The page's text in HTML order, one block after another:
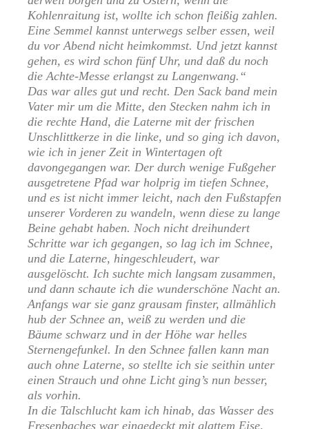
Kohlenraitung ist, wollte ich schon fleißig zahlen.
Eine Semmel kannst unterwegs selber essen, weil
du vor Abend nicht heimkommst. Und jetzt kannst
gehen, es wird schon fünf Uhr, und daß du noch
die Achte-Messe erlangst zu Langenwang.“
Das war alles gut und recht. Den Sack band mein
Vater mir um die Mitte, den Stecken nahm ich in
die rechte Hand, die Laterne mit der frischen
Unschlittkerze in die linke, und so ging ich davon,
wie ich in jener Zeit in Wintertagen oft
davongegangen war. Der durch wenige Fußgeher
ausgetretene Pfad war holprig im tiefen Schnee,
und es ist nicht immer leicht, nach den Fußstapfen
unserer Vorderen zu wandeln, wenn diese zu lange
Beine gehabt haben. Noch nicht dreihundert
Schritte war ich gegangen, so lag ich im Schnee,
und die Laterne, hingeschleudert, war
ausgelöscht. Ich suchte mich langsam zusammen,
und dann schaute ich die wunderschöne Nacht an.
Anfangs war sie ganz grausam finster, allmählich
hub der Schnee an, weiß zu werden und die
Bäume schwarz und in der Höhe war helles
Sternengefunkel. In den Schnee fallen kann man
auch ohne Laterne, so stellte ich sie seithin unter
einen Strauch und ohne Licht ging’s nun besser,
als vorhin.
In die Talschlucht kam ich hinab, das Wasser des
Fresenbaches war eingedeckt mit glattem Eise,